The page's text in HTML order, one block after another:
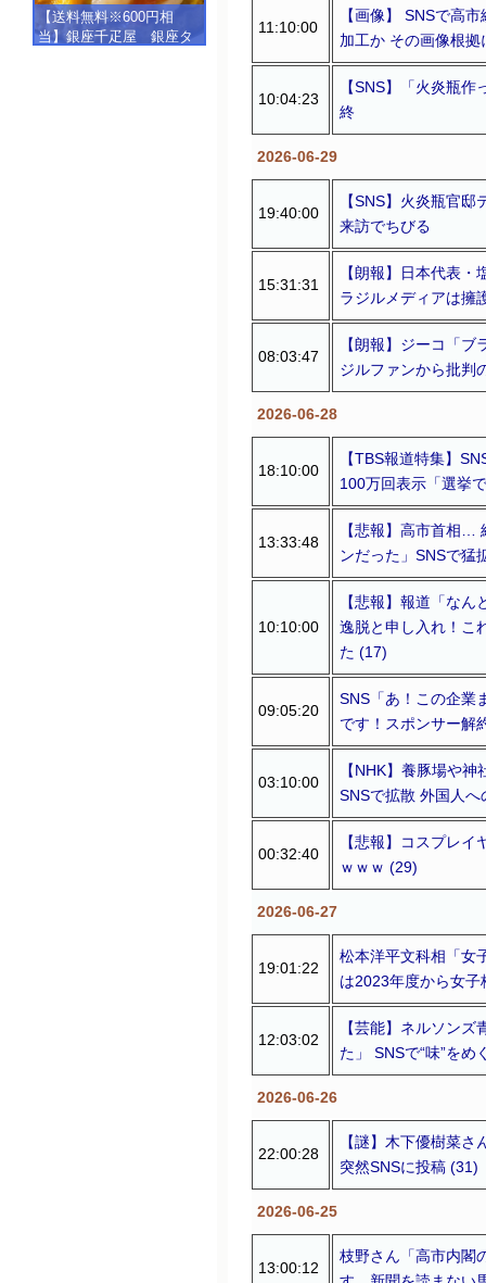
【送料無料※600円相
当】銀座千疋屋 銀座タ
11:10:00
【画像】 SNSで高
加工か その画像根
10:04:23
【SNS】「火炎瓶
終
2026-06-29
19:40:00
【SNS】火炎瓶官
来訪でちびる
15:31:31
【朗報】日本代表
ラジルメディアは擁
08:03:47
【朗報】ジーコ「
ジルファンから批
2026-06-28
18:10:00
【TBS報道特集】
100万回表示「選挙
13:33:48
【悲報】高市首相…
ンだった」SNSで猛
10:10:00
【悲報】報道「な
逸脱と申し入れ！こ
た (17)
09:05:20
SNS「あ！この企業
です！スポンサー
03:10:00
【NHK】養豚場や
SNSで拡散 外国人
00:32:40
【悲報】コスプレ
ｗｗｗ (29)
2026-06-27
19:01:22
松本洋平文科相「女
は2023年度から女子
12:03:02
【芸能】ネルソン
た」 SNSで“味”を
2026-06-26
22:00:28
【謎】木下優樹菜
突然SNSに投稿 (31)
2026-06-25
13:00:12
枝野さん「高市内閣